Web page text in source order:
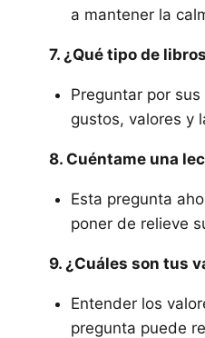
a mantener la
7. ¿Qué tipo de
Preguntar por
gustos, valores y
8. Cuéntame una
Esta pregunta
poner de relieve
9. ¿Cuáles son tus
Entender los
pregunta puede